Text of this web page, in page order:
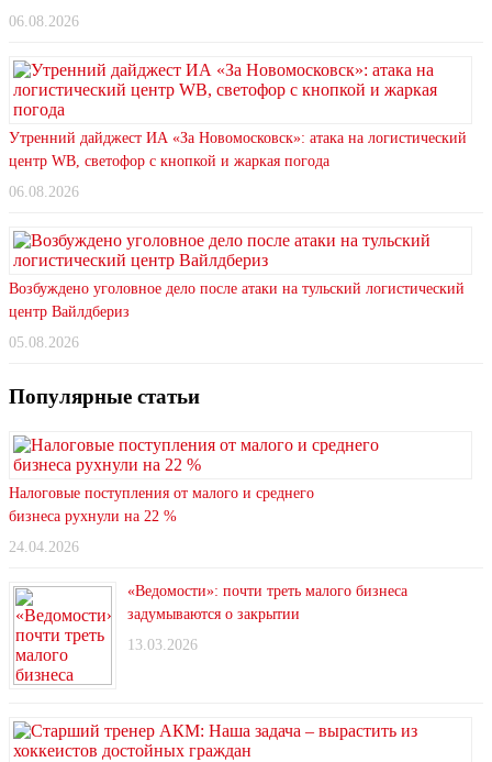
06.08.2026
Утренний дайджест ИА «За Новомосковск»: атака на логистический
центр WB, светофор с кнопкой и жаркая погода
06.08.2026
Возбуждено уголовное дело после атаки на тульский логистический
центр Вайлдбериз
05.08.2026
Популярные статьи
Налоговые поступления от малого и среднего
бизнеса рухнули на 22 %
24.04.2026
«Ведомости»: почти треть малого бизнеса
задумываются о закрытии
13.03.2026